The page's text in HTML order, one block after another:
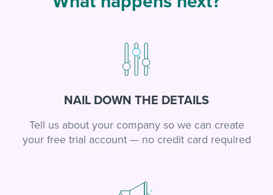
NAIL DOWN THE DETAILS
Tell us about your company so we can create
your free trial account — no credit card required